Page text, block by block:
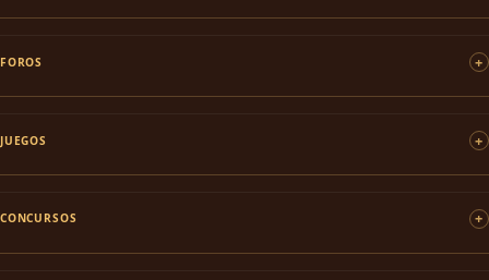
FOROS
JUEGOS
CONCURSOS